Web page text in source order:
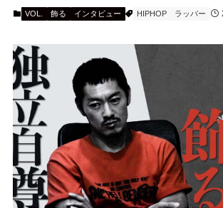
VOL. 飾る インタビュー HIPHOP ラッパー